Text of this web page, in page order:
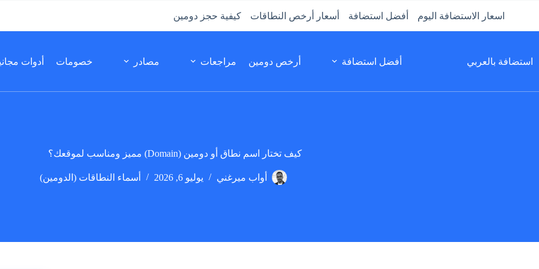
اسعار الاستضافة اليوم أفضل استضافة أسعار أرخص النطاقات كيفية حجز دومين
استضافة بالعربي أفضل استضافة أرخص دومين مراجعات مصادر خصومات أدوات
كيف تختار اسم نطاق أو دومين (Domain) مميز ومناسب لموقعك؟
أواب ميرغني يوليو 6, 2026 أسماء النطاقات (الدومين)